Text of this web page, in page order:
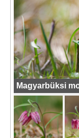
Magyarbüksi